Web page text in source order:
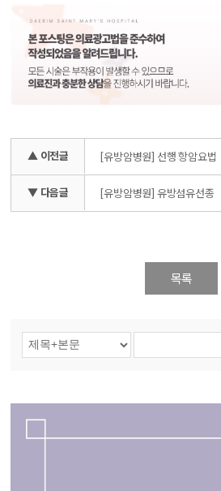
▲ 이전글 [유방암병원] 선행 항암요법
▼ 다음글 [유방암병원] 유방섬유선종
목록